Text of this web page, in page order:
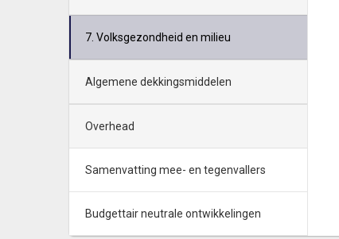
7. Volksgezondheid en milieu
Algemene dekkingsmiddelen
Overhead
Samenvatting mee- en tegenvallers
Budgettair neutrale ontwikkelingen